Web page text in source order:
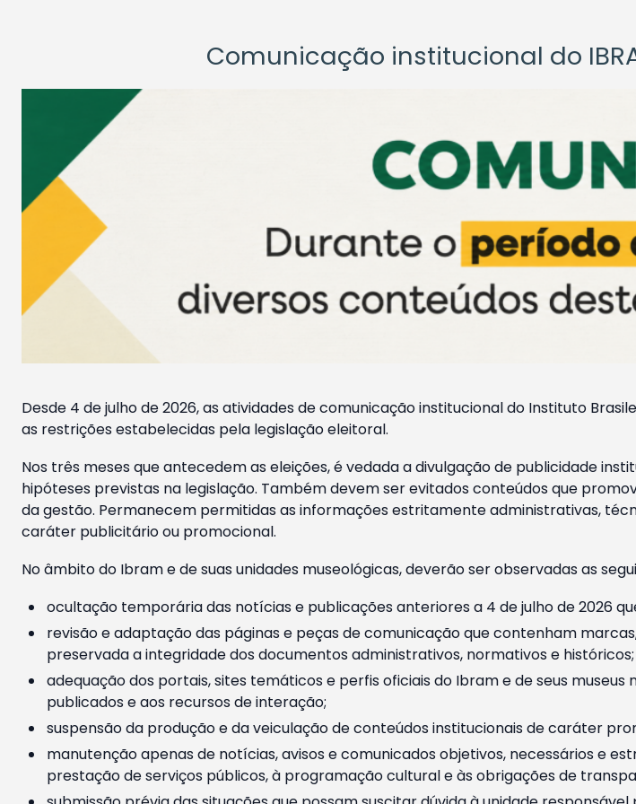
Comunicação institucional do
Desde 4 de julho de 2026, as atividades de comunicação institucional do Instituto
as restrições estabelecidas pela legislação eleitoral.
Nos três meses que antecedem as eleições, é vedada a divulgação de publicidade
hipóteses previstas na legislação. Também devem ser evitados conteúdos que
da gestão. Permanecem permitidas as informações estritamente administrativas,
caráter publicitário ou promocional.
No âmbito do Ibram e de suas unidades museológicas, deverão ser observadas as
ocultação temporária das notícias e publicações anteriores a 4 de julho de 2026
revisão e adaptação das páginas e peças de comunicação que contenham
preservada a integridade dos documentos administrativos, normativos e históricos;
adequação dos portais, sites temáticos e perfis oficiais do Ibram e de seus
publicados e aos recursos de interação;
suspensão da produção e da veiculação de conteúdos institucionais de caráter
manutenção apenas de notícias, avisos e comunicados objetivos, necessários e
prestação de serviços públicos, à programação cultural e às obrigações de